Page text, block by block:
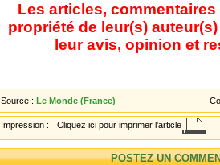
Les articles,
propriété de leur(s)
leur avis, opinion et
Source : Le Monde (France)
Impression : Cliquez ici pour imprimer l'article
POSTEZ UN